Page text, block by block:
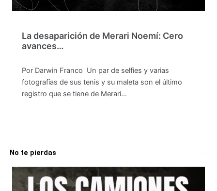
La desaparición de Merari Noemí: Cero
avances…
Por Darwin Franco Un par de selfies y varias
fotografías de sus tenis y su maleta son el último
registro que se tiene de Merari…
No te pierdas